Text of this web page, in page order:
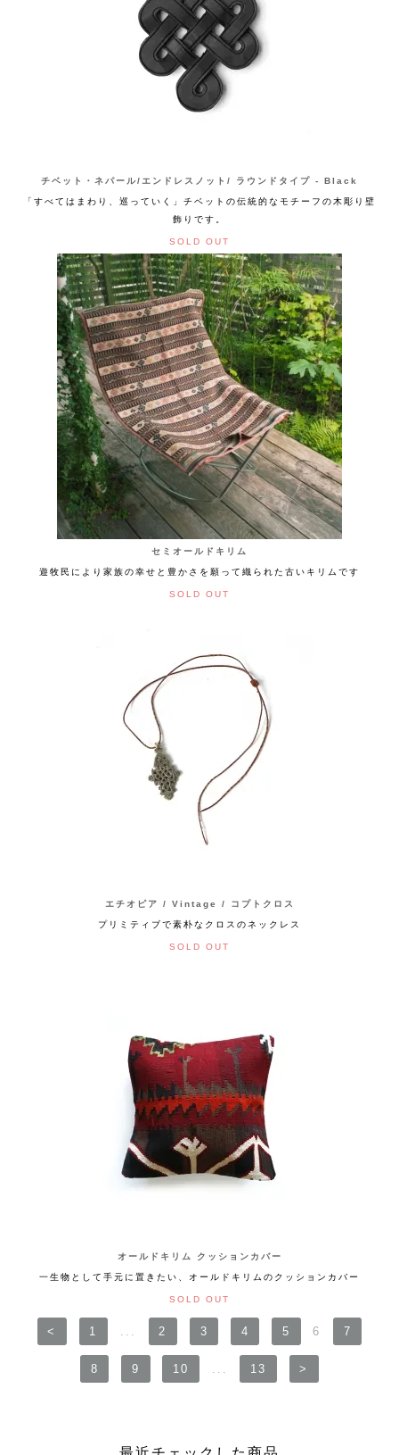
チベット・ネパール/エンドレスノット/ ラウンドタイプ - Black
「すべてはまわり、巡っていく」チベットの伝統的なモチーフの木彫り壁
飾りです。
SOLD OUT
セミオールドキリム
遊牧民により家族の幸せと豊かさを願って織られた古いキリムです
SOLD OUT
エチオピア / Vintage / コプトクロス
プリミティブで素朴なクロスのネックレス
SOLD OUT
オールドキリム クッションカバー
一生物として手元に置きたい、オールドキリムのクッションカバー
SOLD OUT
< 1 ... 2 3 4 5 6 7
8 9 10 ... 13 >